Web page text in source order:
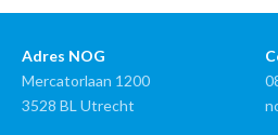
Adres NOG
Mercatorlaan 1200
3528 BL Utrecht